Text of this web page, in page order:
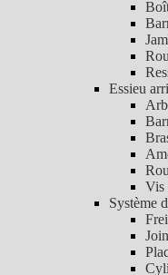
Essieu
Vis
Système